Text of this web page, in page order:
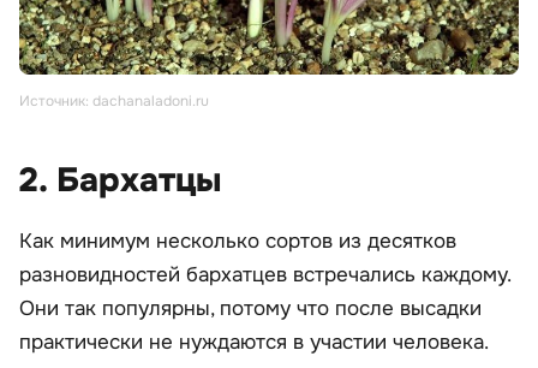
Источник: dachanaladoni.ru
2. Бархатцы
Как минимум несколько сортов из десятков
разновидностей бархатцев встречались каждому.
Они так популярны, потому что после высадки
практически не нуждаются в участии человека.